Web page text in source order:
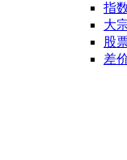
指
大
股
差